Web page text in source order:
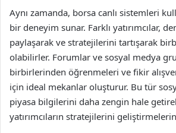
Aynı zamanda, borsa canlı sistemleri
bir deneyim sunar. Farklı yatırımcılar,
paylaşarak ve stratejilerini tartışarak
olabilirler. Forumlar ve sosyal medya
birbirlerinden öğrenmeleri ve fikir
için ideal mekanlar oluşturur. Bu tür
piyasa bilgilerini daha zengin hale
yatırımcıların stratejilerini